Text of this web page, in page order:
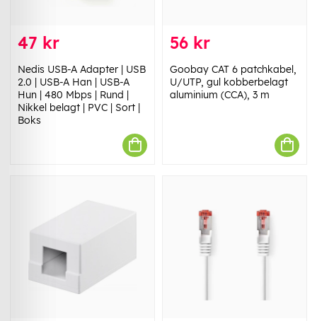
47 kr
Nedis USB-A Adapter | USB
2.0 | USB-A Han | USB-A
Hun | 480 Mbps | Rund |
Nikkel belagt | PVC | Sort |
Boks
56 kr
Goobay CAT 6 patchkabel,
U/UTP, gul kobberbelagt
aluminium (CCA), 3 m